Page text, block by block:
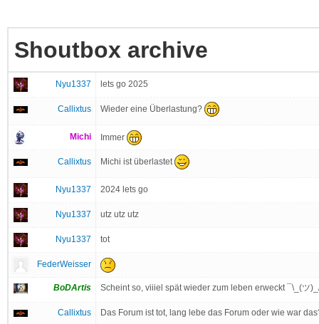
Shoutbox archive
Nyu1337 lets go 2025
Callixtus Wieder eine Überlastung?
Michi Immer
Callixtus Michi ist überlastet
Nyu1337 2024 lets go
Nyu1337 utz utz utz
Nyu1337 tot
FederWeisser
BoDArtis Scheint so, viiiel spät wieder zum leben erweckt ¯\_(ツ
Callixtus Das Forum ist tot, lang lebe das Forum oder wie war